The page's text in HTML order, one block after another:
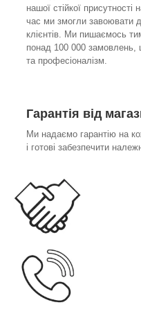
нашої стійкої
час ми змогли завоювати
клієнтів. Ми пишаємось
понад 100 000 замовлень,
та професіоналізм.
Гарантія від
Ми надаємо гарантію на
і готові забезпечити